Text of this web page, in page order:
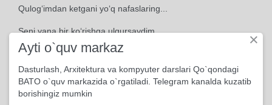
Qulog‘imdan ketgani yo‘q nafaslaring...
Seni yana bir ko‘rishga ulgursaydim,
Ko‘zlaringga termulsaydim, termulsaydim.
1997
×
Ayti o`quv markaz
Dasturlash, Arxitektura va kompyuter darslari Qo`qondagi
BATO o`quv markazida o`rgatiladi. Telegram kanalda kuzatib
borishingiz mumkin